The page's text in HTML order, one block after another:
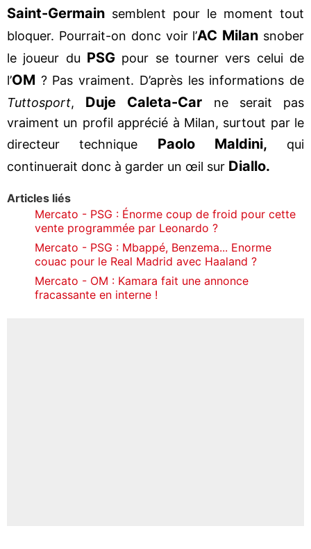
Saint-Germain semblent pour le moment tout
bloquer. Pourrait-on donc voir l’AC Milan snober
le joueur du PSG pour se tourner vers celui de
l’OM ? Pas vraiment. D’après les informations de
Tuttosport, Duje Caleta-Car ne serait pas
vraiment un profil apprécié à Milan, surtout par le
directeur technique Paolo Maldini, qui
continuerait donc à garder un œil sur Diallo.
Articles liés
Mercato - PSG : Énorme coup de froid pour cette
vente programmée par Leonardo ?
Mercato - PSG : Mbappé, Benzema... Enorme
couac pour le Real Madrid avec Haaland ?
Mercato - OM : Kamara fait une annonce
fracassante en interne !